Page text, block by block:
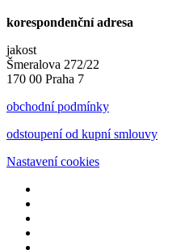
korespondenční adresa
jakost
Šmeralova 272/22
170 00 Praha 7
obchodní podmínky
odstoupení od kupní smlouvy
Nastavení cookies